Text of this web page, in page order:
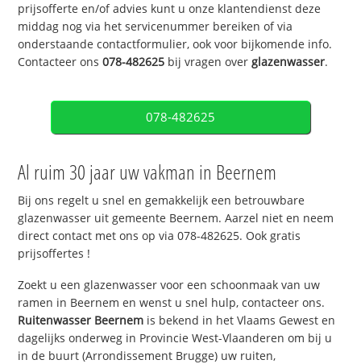
prijsofferte en/of advies kunt u onze klantendienst deze
middag nog via het servicenummer bereiken of via
onderstaande contactformulier, ook voor bijkomende info.
Contacteer ons078-482625 bij vragen overglazenwasser.
078-482625
Al ruim 30 jaar uw vakman in Beernem
Bij ons regelt u snel en gemakkelijk een betrouwbare
glazenwasser uit gemeente Beernem. Aarzel niet en neem
direct contact met ons op via 078-482625. Ook gratis
prijsoffertes !
Zoekt u een glazenwasser voor een schoonmaak van uw
ramen in Beernem en wenst u snel hulp, contacteer ons.
Ruitenwasser Beernem is bekend in het Vlaams Gewest en
dagelijks onderweg in Provincie West-Vlaanderen om bij u
in de buurt (Arrondissement Brugge) uw ruiten,